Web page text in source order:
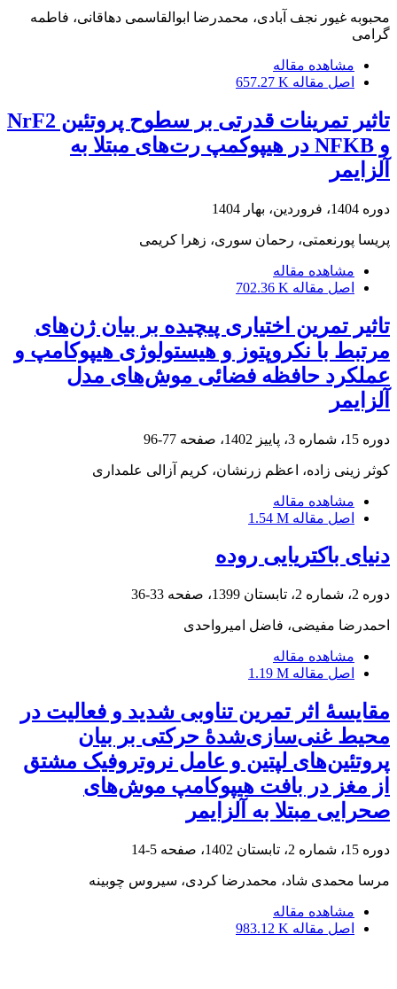
محبوبه غیور نجف آبادی، محمدرضا ابوالقاسمی دهاقانی، فاطمه
گرامی
مشاهده مقاله
اصل مقاله 657.27 K
تاثیر تمرینات قدرتی بر سطوح پروتئین NrF2
و NFKB در هیپوکمپ رت‌های مبتلا به
آلزایمر
دوره 1404، فروردین، بهار 1404
پریسا پورنعمتی، رحمان سوری، زهرا کریمی
مشاهده مقاله
اصل مقاله 702.36 K
تاثیر تمرین اختیاری پیچیده بر بیان ژن‌های
مرتبط با نکروپتوز و هیستولوژی هیپوکامپ و
عملکرد حافظه فضائی موش‌های مدل
آلزایمر
دوره 15، شماره 3، پاییز 1402، صفحه 77-96
کوثر زینی زاده، اعظم زرنشان، کریم آزالی علمداری
مشاهده مقاله
اصل مقاله 1.54 M
دنیای باکتریایی روده
دوره 2، شماره 2، تابستان 1399، صفحه 33-36
احمدرضا مفیضی، فاضل امیرواحدی
مشاهده مقاله
اصل مقاله 1.19 M
مقایسۀ اثر تمرین تناوبی شدید و فعالیت در
محیط غنی‌سازی‌شدۀ حرکتی بر بیان
پروتئین‌های لپتین و عامل نروتروفیک مشتق
از مغز در بافت هیپوکامپ موش‌های
صحرایی مبتلا به آلزایمر
دوره 15، شماره 2، تابستان 1402، صفحه 5-14
مرسا محمدی شاد، محمدرضا کردی، سیروس چوبینه
مشاهده مقاله
اصل مقاله 983.12 K